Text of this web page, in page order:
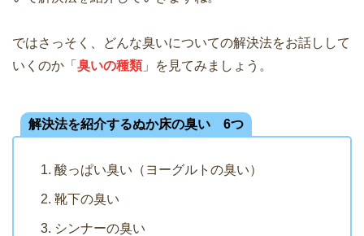
ではさっそく、どんな臭いについての解決法をお話しして
いくのか「 臭いの種類」を見てみましょう。
解決法を紹介するぬか床の臭い 6つ
酸っぱい臭い（ヨーグルトの臭い）
靴下の臭い
シンナーの臭い